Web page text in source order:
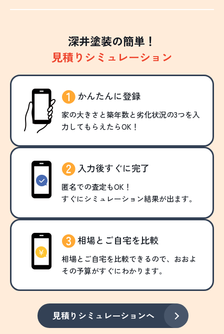
深井塗装の簡単！
見積りシミュレーション
かんたんに登録
家の大きさと築年数と劣化状況の3つを入
力してもらえたらOK！
入力後すぐに完了
匿名での査定もOK！
すぐにシミュレーション結果が出ます。
相場とご自宅を比較
相場とご自宅を比較できるので、おおよ
その予算がすぐにわかります。
見積りシミュレーションへ